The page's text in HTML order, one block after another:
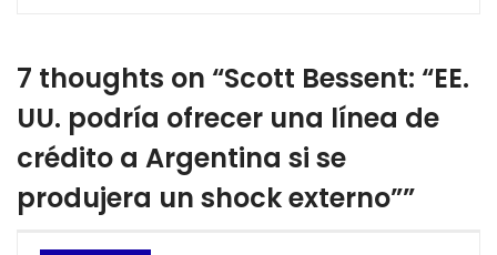
7 thoughts on “Scott Bessent: “EE.
UU. podría ofrecer una línea de
crédito a Argentina si se
produjera un shock externo””